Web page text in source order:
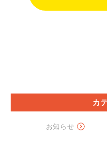
カ
お知らせ